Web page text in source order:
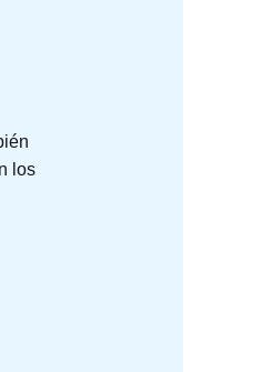
los